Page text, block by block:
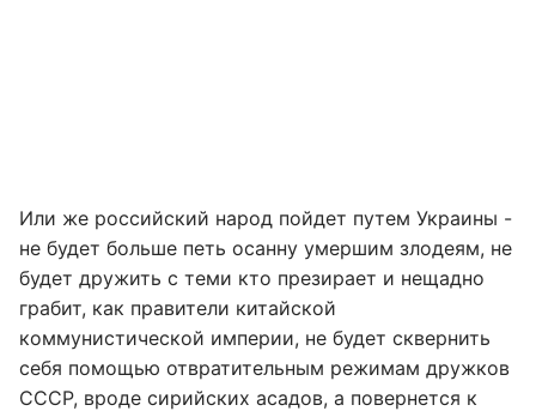
Или же российский народ пойдет путем Украины -
не будет больше петь осанну умершим злодеям, не
будет дружить с теми кто презирает и нещадно
грабит, как правители китайской
коммунистической империи, не будет сквернить
себя помощью отвратительным режимам дружков
СССР, вроде сирийских асадов, а повернется к